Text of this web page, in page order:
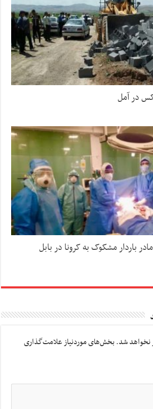
باردار مشکوک به کرونا در بابل
نخواهد شد.بخش‌های موردنیاز علامت‌گذاری